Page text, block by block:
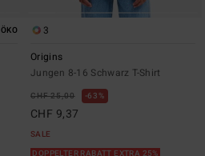
ÖKO
3
Origins
Jungen 8-16 Schwarz T-Shirt
CHF 25,00 63%
CHF 9,37
SALE
DOPPELTER RABATT EXTRA 25%